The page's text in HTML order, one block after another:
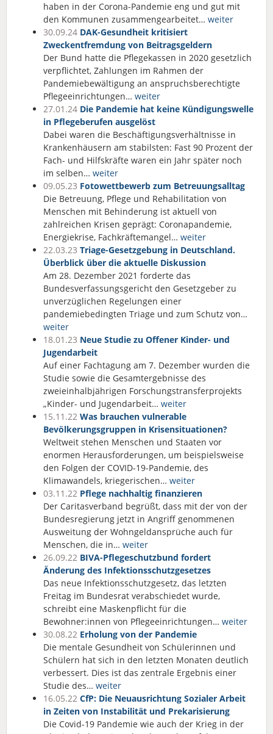
haben in der Corona-Pandemie eng und gut mit
den Kommunen zusammengearbeitet… weiter
30.09.24 DAK-Gesundheit kritisiert
Zweckentfremdung von Beitragsgeldern
Der Bund hatte die Pflegekassen in 2020 gesetzlich
verpflichtet, Zahlungen im Rahmen der
Pandemiebewältigung an anspruchsberechtigte
Pflegeeinrichtungen… weiter
27.01.24 Die Pandemie hat keine Kündigungswelle
in Pflegeberufen ausgelöst
Dabei waren die Beschäftigungsverhältnisse in
Krankenhäusern am stabilsten: Fast 90 Prozent der
Fach- und Hilfskräfte waren ein Jahr später noch
im selben… weiter
09.05.23 Fotowettbewerb zum Betreuungsalltag
Die Betreuung, Pflege und Rehabilitation von
Menschen mit Behinderung ist aktuell von
zahlreichen Krisen geprägt: Coronapandemie,
Energiekrise, Fachkräftemangel… weiter
22.03.23 Triage-Gesetzgebung in Deutschland.
Überblick über die aktuelle Diskussion
Am 28. Dezember 2021 forderte das
Bundesverfassungsgericht den Gesetzgeber zu
unverzüglichen Regelungen einer
pandemiebedingten Triage und zum Schutz von…
weiter
18.01.23 Neue Studie zu Offener Kinder- und
Jugendarbeit
Auf einer Fachtagung am 7. Dezember wurden die
Studie sowie die Gesamtergebnisse des
zweieinhalbjährigen Forschungstransferprojekts
„Kinder- und Jugendarbeit… weiter
15.11.22 Was brauchen vulnerable
Bevölkerungsgruppen in Krisensituationen?
Weltweit stehen Menschen und Staaten vor
enormen Herausforderungen, um beispielsweise
den Folgen der COVID-19-Pandemie, des
Klimawandels, kriegerischen… weiter
03.11.22 Pflege nachhaltig finanzieren
Der Caritasverband begrüßt, dass mit der von der
Bundesregierung jetzt in Angriff genommenen
Ausweitung der Wohngeldansprüche auch für
Menschen, die in… weiter
26.09.22 BIVA-Pflegeschutzbund fordert
Änderung des Infektionsschutzgesetzes
Das neue Infektionsschutzgesetz, das letzten
Freitag im Bundesrat verabschiedet wurde,
schreibt eine Maskenpflicht für die
Bewohner:innen von Pflegeeinrichtungen… weiter
30.08.22 Erholung von der Pandemie
Die mentale Gesundheit von Schülerinnen und
Schülern hat sich in den letzten Monaten deutlich
verbessert. Dies ist das zentrale Ergebnis einer
Studie des… weiter
16.05.22 CfP: Die Neuausrichtung Sozialer Arbeit
in Zeiten von Instabilität und Prekarisierung
Die Covid-19 Pandemie wie auch der Krieg in der